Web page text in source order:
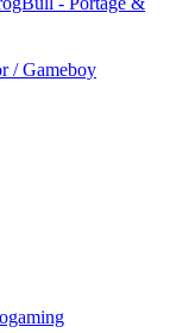
/ Gameboy